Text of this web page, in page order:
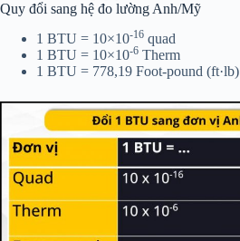
Quy đổi sang hệ đo lường Anh/Mỹ
1 BTU = 10×10-16 quad
1 BTU = 10×10-6 Therm
1 BTU = 778,19 Foot-pound (ft·lb)